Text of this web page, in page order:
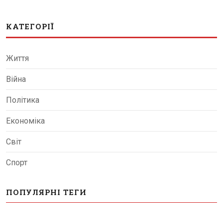
КАТЕГОРІЇ
Життя
Війна
Політика
Економіка
Світ
Спорт
ПОПУЛЯРНІ ТЕГИ